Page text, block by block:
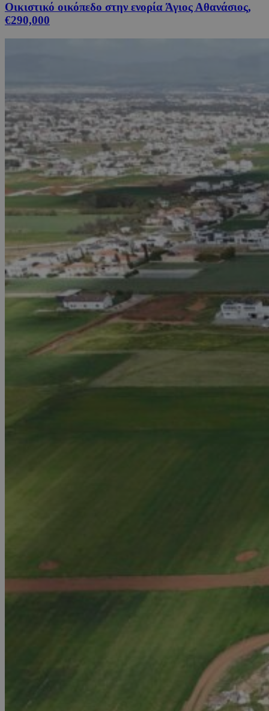
Οικιστικό οικόπεδο στην ενορία Άγιος Αθανάσιος,
€290,000